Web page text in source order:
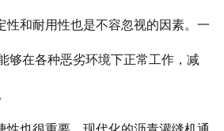
性和耐用性也是不容忽视的因素。一
够在各种恶劣环境下正常工作，减